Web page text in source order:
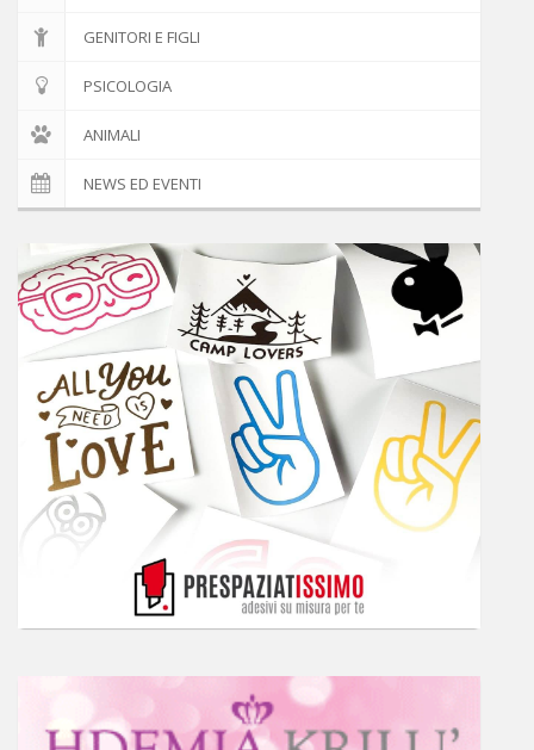
GENITORI E FIGLI
PSICOLOGIA
ANIMALI
NEWS ED EVENTI